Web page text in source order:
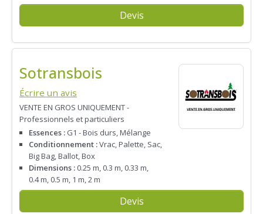
Devis
Sotransbois
Écrire un avis
VENTE EN GROS UNIQUEMENT -
Professionnels et particuliers
Essences : G1 - Bois durs, Mélange
Conditionnement :Vrac, Palette, Sac,
Big Bag, Ballot, Box
Dimensions : 0.25 m, 0.3 m, 0.33 m,
0.4 m, 0.5 m, 1 m, 2 m
Devis